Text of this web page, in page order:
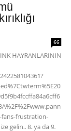
66
HAYRANLARININ
fans-frustration-
gelin.. 8. ya da 9.